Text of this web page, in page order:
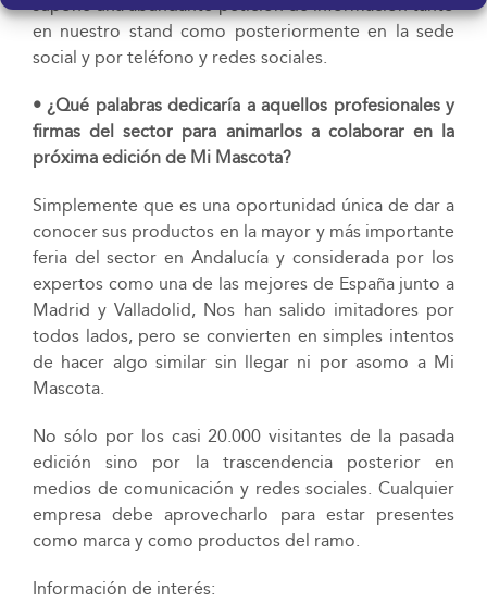
supone una abundante petición de información tanto
en nuestro stand como posteriormente en la sede
social y por teléfono y redes sociales.
• ¿Qué palabras dedicaría a aquellos profesionales y
firmas del sector para animarlos a colaborar en la
próxima edición de Mi Mascota?
Simplemente que es una oportunidad única de dar a
conocer sus productos en la mayor y más importante
feria del sector en Andalucía y considerada por los
expertos como una de las mejores de España junto a
Madrid y Valladolid, Nos han salido imitadores por
todos lados, pero se convierten en simples intentos
de hacer algo similar sin llegar ni por asomo a Mi
Mascota.
No sólo por los casi 20.000 visitantes de la pasada
edición sino por la trascendencia posterior en
medios de comunicación y redes sociales. Cualquier
empresa debe aprovecharlo para estar presentes
como marca y como productos del ramo.
Información de interés: